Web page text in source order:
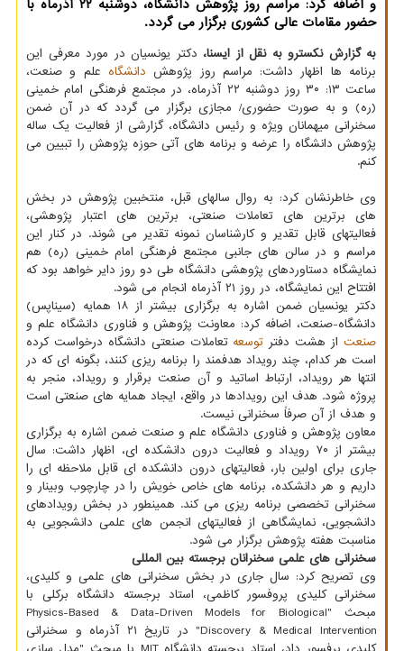
و اضافه کرد: مراسم روز پژوهش دانشگاه، دوشنبه ۲۲ آذرماه با
حضور مقامات عالی کشوری برگزار می گردد.
به گزارش نکسترو به نقل از ایسنا، دکتر یونسیان در مورد معرفی این
برنامه ها اظهار داشت: مراسم روز پژوهش دانشگاه علم و صنعت،
ساعت ۱۳: ۳۰ روز دوشنبه ۲۲ آذرماه، در مجتمع فرهنگی امام خمینی
(ره) و به صورت حضوری/ مجازی برگزار می گردد که در آن ضمن
سخنرانی میهمانان ویژه و رئیس دانشگاه، گزارشی از فعالیت یک ساله
پژوهش دانشگاه را عرضه و برنامه های آتی حوزه پژوهش را تبیین می
کنم.
وی خاطرنشان کرد: به روال سالهای قبل، منتخبین پژوهش در بخش
های برترین های تعاملات صنعتی، برترین های اعتبار پژوهشی،
فعالیتهای قابل تقدیر و کارشناسان نمونه تقدیر می شوند. در کنار این
مراسم و در سالن های جانبی مجتمع فرهنگی امام خمینی (ره) هم
نمایشگاه دستاوردهای پژوهشی دانشگاه طی دو روز دایر خواهد بود که
افتتاح این نمایشگاه، در روز ۲۱ آذرماه انجام می شود.
دکتر یونسیان ضمن اشاره به برگزاری بیشتر از ۱۸ همایه (سیناپس)
دانشگاه-صنعت، اضافه کرد: معاونت پژوهش و فناوری دانشگاه علم و
صنعتاز هشت دفتر توسعه تعاملات صنعتی دانشگاه درخواست کرده
است هر کدام، چند رویداد هدفمند را برنامه ریزی کنند، بگونه ای که در
انتها هر رویداد، ارتباط اساتید و آن صنعت برقرار و رویداد، منجر به
پروژه شود. هدف این رویدادها در واقع، ایجاد همایه های صنعتی است
و هدف از آن صرفاً سخنرانی نیست.
معاون پژوهش و فناوری دانشگاه علم و صنعت ضمن اشاره به برگزاری
بیشتر از ۷۰ رویداد و فعالیت درون دانشکده ای، اظهار داشت: سال
جاری برای اولین بار، فعالیتهای درون دانشکده ای قابل ملاحظه ای را
داریم و هر دانشکده، برنامه های خاص خویش را در چارچوب وبینار و
سخنرانی تخصصی برنامه ریزی می کند. همینطور در بخش رویدادهای
دانشجویی، نمایشگاهی از فعالیتهای انجمن های علمی دانشجویی به
مناسبت هفته پژوهش برگزار می شود.
سخنرانی های علمی سخنرانان برجسته بین المللی
وی تصریح کرد: سال جاری در بخش سخنرانی های علمی و کلیدی،
سخنرانی کلیدی پروفسور کاظمی، استاد برجسته دانشگاه برکلی با
مبحث "Physics-Based & Data-Driven Models for Biological
Discovery & Medical Intervention" در تاریخ ۲۱ آذرماه و سخنرانی